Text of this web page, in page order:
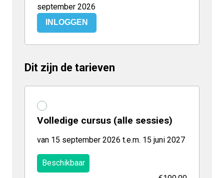
september 2026
INLOGGEN
Dit zijn de tarieven
Volledige cursus (alle sessies)
van 15 september 2026 t.e.m. 15 juni 2027
Beschikbaar